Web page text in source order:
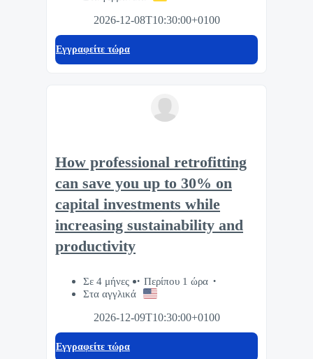
2026-12-08T10:30:00+0100
Eγγραφείτε τώρα
How professional retrofitting
can save you up to 30% on
capital investments while
increasing sustainability and
productivity
Σε 4 μήνες
Περίπου 1 ώρα
Στα αγγλικά
2026-12-09T10:30:00+0100
Eγγραφείτε τώρα